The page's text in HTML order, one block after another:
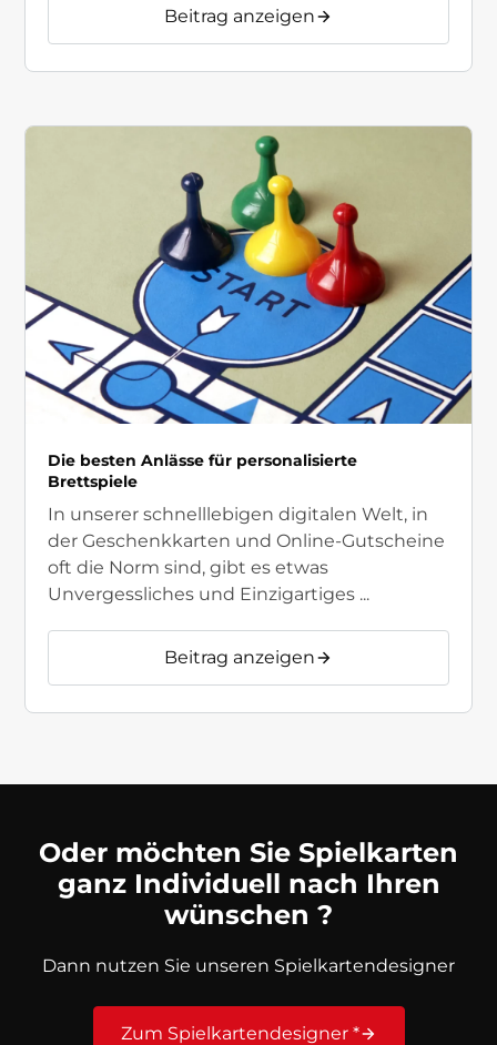
Beitrag anzeigen
Die besten Anlässe für personalisierte
Brettspiele
In unserer schnelllebigen digitalen Welt, in
der Geschenkkarten und Online-Gutscheine
oft die Norm sind, gibt es etwas
Unvergessliches und Einzigartiges ...
Beitrag anzeigen
Oder möchten Sie Spielkarten
ganz Individuell nach Ihren
wünschen ?
Dann nutzen Sie unseren Spielkartendesigner
Zum Spielkartendesigner *